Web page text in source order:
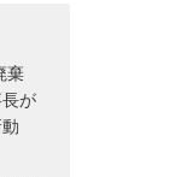
棄
が